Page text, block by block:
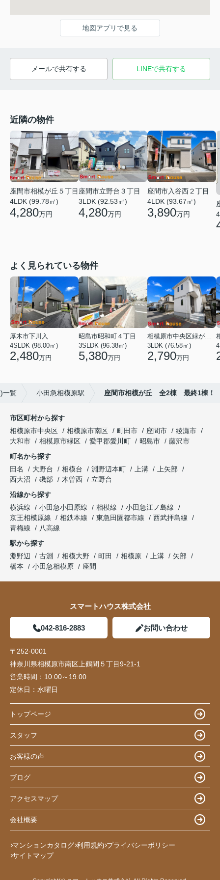
地図アプリで見る
メールで共有する LINEで共有する
近隣の物件
座間市相模が丘５丁目
4LDK (99.78㎡)
4,280万円
座間市立野台３丁目
3LDK (92.53㎡)
4,280万円
座間市入谷西２丁目
4LDK (93.67㎡)
3,890万円
よく見られている物件
厚木市下川入
4SLDK (98.00㎡)
2,480万円
昭島市昭和町４丁目
3SLDK (96.38㎡)
5,380万円
相模原市中央区緑が丘１丁目
3LDK (76.58㎡)
2,790万円
一覧 小田急相模原駅 座間市相模が丘 全2棟 最終1棟！
市区町村から探す
相模原市中央区
相模原市南区 町田市 座間市
綾瀬市
大和市
相模原市緑区 愛甲郡愛川町 昭島市
藤沢市
町名から探す
田名
大野台 相模台 淵野辺本町 上溝
上矢部
西大沼
磯部 木曽西
立野台
沿線から探す
横浜線
小田急小田原線 相模線
小田急江ノ島線
京王相模原線
相鉄本線 東急田園都市線
西武拝島線
青梅線
八高線
駅から探す
淵野辺
古淵 相模大野 町田 相模原 上溝
矢部
橋本
小田急相模原 座間
スマートハウス株式会社
042-816-2883 お問い合わせ
〒252-0001
神奈川県相模原市南区上鶴間５丁目9-21-1
営業時間： 10:00～19:00
定休日： 水曜日
トップページ
スタッフ
お客様の声
ブログ
アクセスマップ
会社概要
マンションカタログ 利用規約 プライバシーポリシー
サイトマップ